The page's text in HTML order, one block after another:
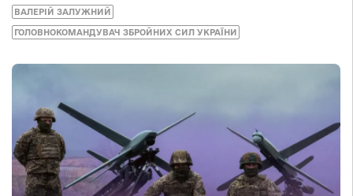
ВАЛЕРІЙ ЗАЛУЖНИЙ
ГОЛОВНОКОМАНДУВАЧ ЗБРОЙНИХ СИЛ УКРАЇНИ